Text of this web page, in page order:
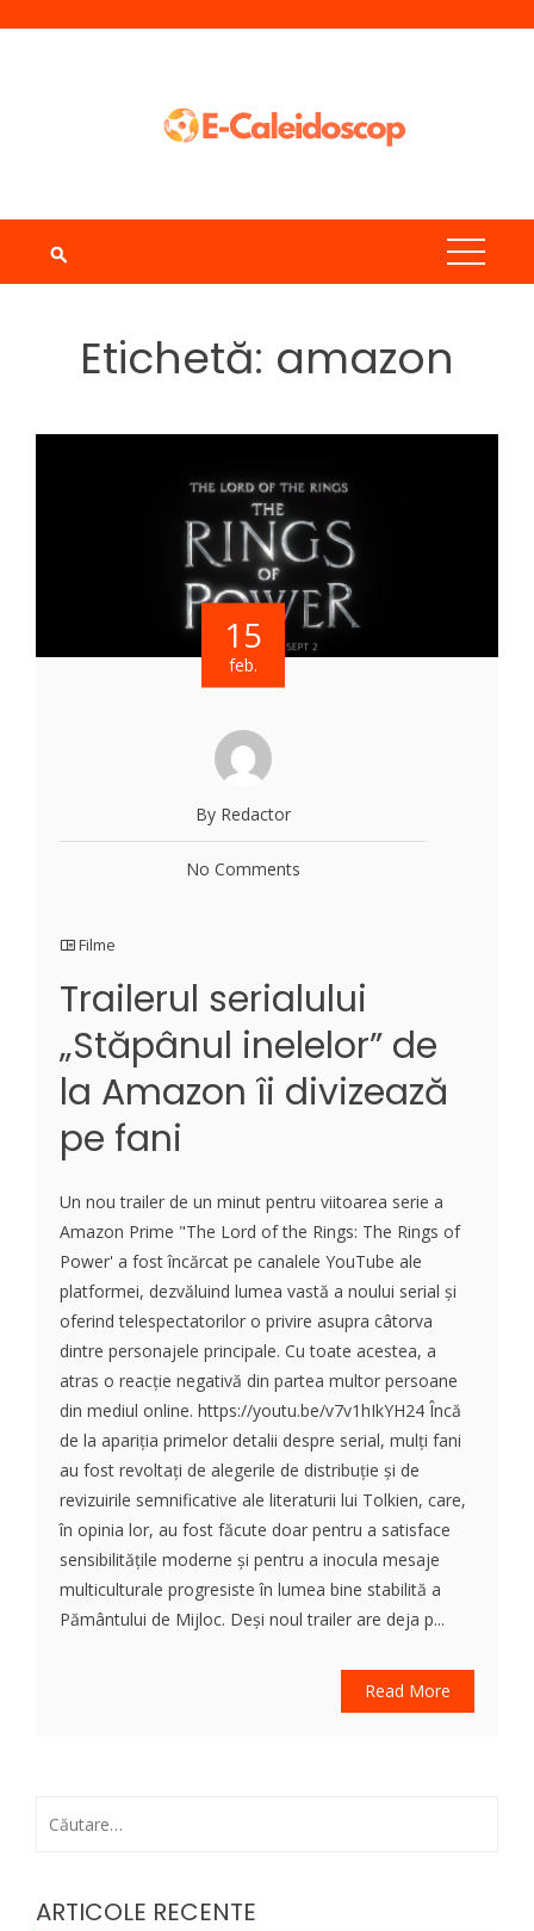
Etichetă: amazon
15
feb.
By Redactor
No Comments
Filme
Trailerul serialului
„Stăpânul inelelor” de
la Amazon îi divizează
pe fani
Un nou trailer de un minut pentru viitoarea serie a
Amazon Prime "The Lord of the Rings: The Rings of
Power' a fost încărcat pe canalele YouTube ale
platformei, dezvăluind lumea vastă a noului serial și
oferind telespectatorilor o privire asupra câtorva
dintre personajele principale. Cu toate acestea, a
atras o reacție negativă din partea multor persoane
din mediul online. https://youtu.be/v7v1hIkYH24 Încă
de la apariția primelor detalii despre serial, mulți fani
au fost revoltați de alegerile de distribuție și de
revizuirile semnificative ale literaturii lui Tolkien, care,
în opinia lor, au fost făcute doar pentru a satisface
sensibilitățile moderne și pentru a inocula mesaje
multiculturale progresiste în lumea bine stabilită a
Pământului de Mijloc. Deși noul trailer are deja p...
Read More
ARTICOLE RECENTE